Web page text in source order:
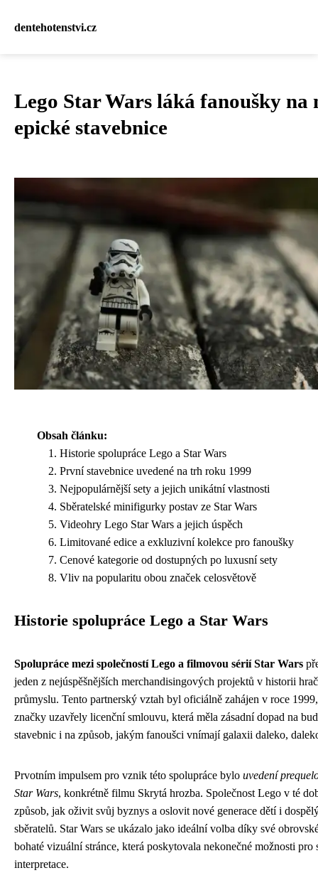
dentehotenstvi.cz
Lego Star Wars láká fanoušky na
epické stavebnice
Obsah článku:
Historie spolupráce Lego a Star Wars
První stavebnice uvedené na trh roku 1999
Nejpopulárnější sety a jejich unikátní vlastnosti
Sběratelské minifigurky postav ze Star Wars
Videohry Lego Star Wars a jejich úspěch
Limitované edice a exkluzivní kolekce pro fanoušky
Cenové kategorie od dostupných po luxusní sety
Vliv na popularitu obou značek celosvětově
Historie spolupráce Lego a Star Wars
Spolupráce mezi společností Lego a filmovou sérií Star Wars
jeden z nejúspěšnějších merchandisingových projektů v historii
průmyslu. Tento partnerský vztah byl oficiálně zahájen v roce
značky uzavřely licenční smlouvu, která měla zásadní dopad na
stavebnic i na způsob, jakým fanoušci vnímají galaxii daleko,
Prvotním impulsem pro vznik této spolupráce bylo uvedení
Star Wars, konkrétně filmu Skrytá hrozba. Společnost Lego v té
způsob, jak oživit svůj byznys a oslovit nové generace dětí i
sběratelů. Star Wars se ukázalo jako ideální volba díky své
bohaté vizuální stránce, která poskytovala nekonečné možnosti pro
interpretace.